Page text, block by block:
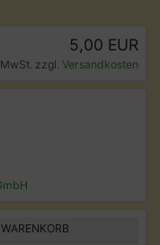
5,00 EUR
zzgl. Versandkosten